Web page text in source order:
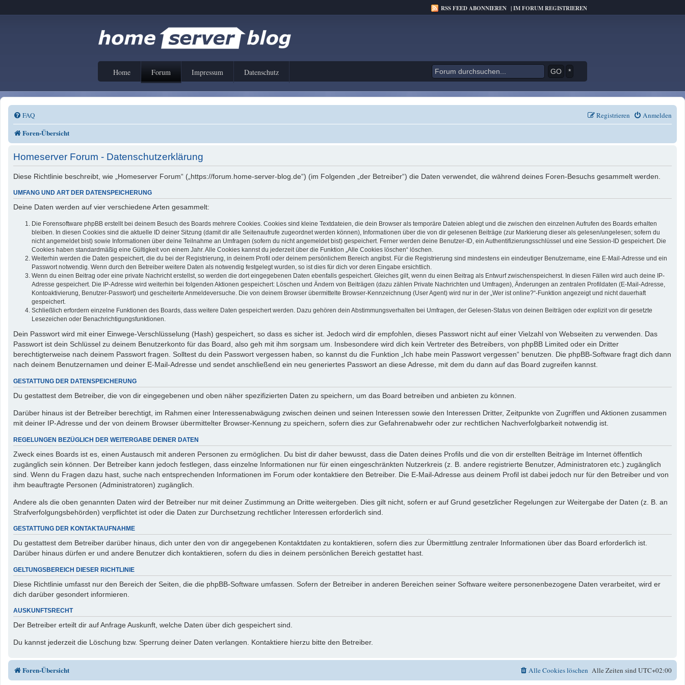
RSS FEED ABONNIEREN |IM FORUM REGISTRIEREN
Home Forum Impressum Datenschutz *
FAQ Anmelden
Registrieren
Foren-Übersicht
Homeserver Forum - Datenschutzerklärung
Diese Richtlinie beschreibt, wie „Homeserver Forum“ („https://forum.home-server-blog.de“) (im Folgenden „der Betreiber“) die Daten verwendet, die während deines Foren-Besuchs gesammelt werden.
UMFANG UND ART DER DATENSPEICHERUNG
Deine Daten werden auf vier verschiedene Arten gesammelt:
Die Forensoftware phpBB erstellt bei deinem Besuch des Boards mehrere Cookies. Cookies sind kleine Textdateien, die dein Browser als temporäre Dateien ablegt und die zwischen den einzelnen Aufrufen des Boards erhalten
bleiben. In diesen Cookies sind die aktuelle ID deiner Sitzung (damit dir alle Seitenaufrufe zugeordnet werden können), Informationen über die von dir gelesenen Beiträge (zur Markierung dieser als gelesen/ungelesen; sofern du
nicht angemeldet bist) sowie Informationen über deine Teilnahme an Umfragen (sofern du nicht angemeldet bist) gespeichert. Ferner werden deine Benutzer-ID, ein Authentifizierungsschlüssel und eine Session-ID gespeichert. Die
Cookies haben standardmäßig eine Gültigkeit von einem Jahr. Alle Cookies kannst du jederzeit über die Funktion „Alle Cookies löschen“ löschen.
Weiterhin werden die Daten gespeichert, die du bei der Registrierung, in deinem Profil oder deinem persönlichem Bereich angibst. Für die Registrierung sind mindestens ein eindeutiger Benutzername, eine E-Mail-Adresse und ein
Passwort notwendig. Wenn durch den Betreiber weitere Daten als notwendig festgelegt wurden, so ist dies für dich vor deren Eingabe ersichtlich.
Wenn du einen Beitrag oder eine private Nachricht erstellst, so werden die dort eingegebenen Daten ebenfalls gespeichert. Gleiches gilt, wenn du einen Beitrag als Entwurf zwischenspeicherst. In diesen Fällen wird auch deine IP-
Adresse gespeichert. Die IP-Adresse wird weiterhin bei folgenden Aktionen gespeichert: Löschen und Ändern von Beiträgen (dazu zählen Private Nachrichten und Umfragen), Änderungen an zentralen Profildaten (E-Mail-Adresse,
Kontoaktivierung, Benutzer-Passwort) und gescheiterte Anmeldeversuche. Die von deinem Browser übermittelte Browser-Kennzeichnung (User Agent) wird nur in der „Wer ist online?“-Funktion angezeigt und nicht dauerhaft
gespeichert.
Schließlich erfordern einzelne Funktionen des Boards, dass weitere Daten gespeichert werden. Dazu gehören dein Abstimmungsverhalten bei Umfragen, der Gelesen-Status von deinen Beiträgen oder explizit von dir gesetzte
Lesezeichen oder Benachrichtigungsfunktionen.
Dein Passwort wird mit einer Einwege-Verschlüsselung (Hash) gespeichert, so dass es sicher ist. Jedoch wird dir empfohlen, dieses Passwort nicht auf einer Vielzahl von Webseiten zu verwenden. Das
Passwort ist dein Schlüssel zu deinem Benutzerkonto für das Board, also geh mit ihm sorgsam um. Insbesondere wird dich kein Vertreter des Betreibers, von phpBB Limited oder ein Dritter
berechtigterweise nach deinem Passwort fragen. Solltest du dein Passwort vergessen haben, so kannst du die Funktion „Ich habe mein Passwort vergessen“ benutzen. Die phpBB-Software fragt dich dann
nach deinem Benutzernamen und deiner E-Mail-Adresse und sendet anschließend ein neu generiertes Passwort an diese Adresse, mit dem du dann auf das Board zugreifen kannst.
GESTATTUNG DER DATENSPEICHERUNG
Du gestattest dem Betreiber, die von dir eingegebenen und oben näher spezifizierten Daten zu speichern, um das Board betreiben und anbieten zu können.
Darüber hinaus ist der Betreiber berechtigt, im Rahmen einer Interessenabwägung zwischen deinen und seinen Interessen sowie den Interessen Dritter, Zeitpunkte von Zugriffen und Aktionen zusammen
mit deiner IP-Adresse und der von deinem Browser übermittelter Browser-Kennung zu speichern, sofern dies zur Gefahrenabwehr oder zur rechtlichen Nachverfolgbarkeit notwendig ist.
REGELUNGEN BEZÜGLICH DER WEITERGABE DEINER DATEN
Zweck eines Boards ist es, einen Austausch mit anderen Personen zu ermöglichen. Du bist dir daher bewusst, dass die Daten deines Profils und die von dir erstellten Beiträge im Internet öffentlich
zugänglich sein können. Der Betreiber kann jedoch festlegen, dass einzelne Informationen nur für einen eingeschränkten Nutzerkreis (z. B. andere registrierte Benutzer, Administratoren etc.) zugänglich
sind. Wenn du Fragen dazu hast, suche nach entsprechenden Informationen im Forum oder kontaktiere den Betreiber. Die E-Mail-Adresse aus deinem Profil ist dabei jedoch nur für den Betreiber und von
ihm beauftragte Personen (Administratoren) zugänglich.
Andere als die oben genannten Daten wird der Betreiber nur mit deiner Zustimmung an Dritte weitergeben. Dies gilt nicht, sofern er auf Grund gesetzlicher Regelungen zur Weitergabe der Daten (z. B. an
Strafverfolgungsbehörden) verpflichtet ist oder die Daten zur Durchsetzung rechtlicher Interessen erforderlich sind.
GESTATTUNG DER KONTAKTAUFNAHME
Du gestattest dem Betreiber darüber hinaus, dich unter den von dir angegebenen Kontaktdaten zu kontaktieren, sofern dies zur Übermittlung zentraler Informationen über das Board erforderlich ist.
Darüber hinaus dürfen er und andere Benutzer dich kontaktieren, sofern du dies in deinem persönlichen Bereich gestattet hast.
GELTUNGSBEREICH DIESER RICHTLINIE
Diese Richtlinie umfasst nur den Bereich der Seiten, die die phpBB-Software umfassen. Sofern der Betreiber in anderen Bereichen seiner Software weitere personenbezogene Daten verarbeitet, wird er
dich darüber gesondert informieren.
AUSKUNFTSRECHT
Der Betreiber erteilt dir auf Anfrage Auskunft, welche Daten über dich gespeichert sind.
Du kannst jederzeit die Löschung bzw. Sperrung deiner Daten verlangen. Kontaktiere hierzu bitte den Betreiber.
Foren-Übersicht Alle Zeiten sindUTC+02:00
Alle Cookies löschen